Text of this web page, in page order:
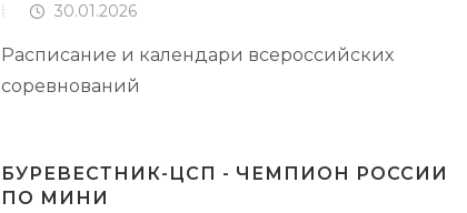
30.01.2026
Расписание и календари всероссийских
соревнований
БУРЕВЕСТНИК-ЦСП - ЧЕМПИОН РОССИИ
ПО МИНИ